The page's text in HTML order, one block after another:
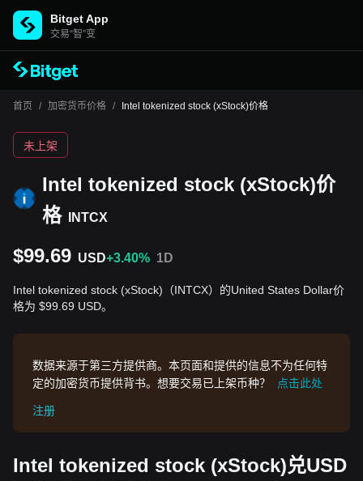
Bitget App
交易“智”变
首页 / 加密货币价格 / Intel tokenized stock (xStock)价格
Intel tokenized stock (xStock)价
格
INTCX
未上架
$99.69 USD+3.40% 1D
Intel tokenized stock (xStock)（INTCX）的United States Dollar价
格为 $99.69 USD。
数据来源于第三方提供商。本页面和提供的信息不为任何特
定的加密货币提供背书。想要交易已上架币种？
点击此处
注册
Intel tokenized stock (xStock)兑USD